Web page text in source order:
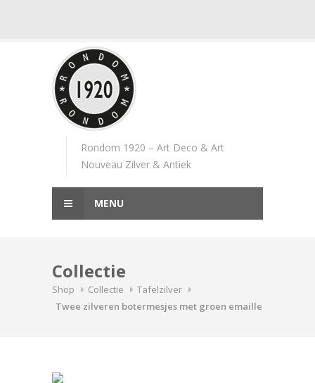
Rondom 1920 – Art Deco & Art
Nouveau Zilver & Antiek
MENU
Collectie
Shop Collectie
Tafelzilver
Twee zilveren botermesjes met groen emaille